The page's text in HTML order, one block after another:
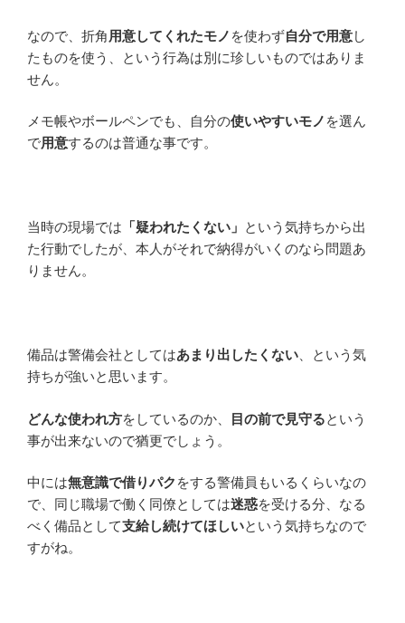
なので、折角 用意してくれたモノ を使わず自分で用意し
たものを使う、という行為は別に珍しいものではありま
せん。
メモ帳やボールペンでも、自分の使いやすいモノ を選ん
で用意するのは普通な事です。
当時の現場では 「疑われたくない」 という気持ちから出
た行動でしたが、本人がそれで納得がいくのなら問題あ
りません。
備品は警備会社としてはあまり出したくない 、という気
持ちが強いと思います。
どんな使われ方をしているのか、 目の前で見守るという
事が出来ないので猶更でしょう。
中には無意識で借りパク をする警備員もいるくらいなの
で、同じ職場で働く同僚としては迷惑を受ける分、なる
べく備品として支給し続けてほしいという気持ちなので
すがね。